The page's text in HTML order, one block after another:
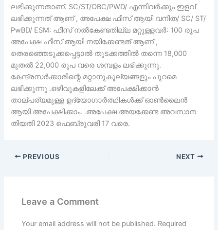
ലഭിക്കുന്നതാണ്. SC/ST/OBC/PWD/ എന്നിവർക്കും ഇളവ്
ലഭിക്കുന്നത് ആണ് , അപേക്ഷ ഫീസ് ആയി വനിത/ SC/ ST/
PwBD/ ESM: ഫീസ് നൽകേണ്ടതില്ല മറ്റുള്ളവർ: 100 രൂപ
അപേക്ഷ ഫീസ് ആയി നയിക്കേണ്ടത് ആണ് ,
തെരഞ്ഞെടുക്കപ്പെട്ടാൽ തുടക്കത്തിൽ തന്നെ 18,000
മുതൽ 22,000 രൂപ വരെ ശമ്പളം ലഭിക്കുന്നു.
കേന്ദ്രസർക്കാരിന്റെ മറ്റാനുകൂല്യങ്ങളും പുറമെ
ലഭിക്കുന്നു .ഒഴിവുകളിലേക്ക് അപേക്ഷിക്കാൻ
താല്പര്യമുള്ള ഉദ്യോഗാർത്ഥികൾക്ക് ഓൺലൈൻ
ആയി അപേക്ഷിക്കാം. .അപേക്ഷ അയക്കേണ്ട അവസാന
തിയതി 2023 ഫെബ്രുവരി 17 വരെ.
PREVIOUS NEXT
Leave a Comment
Your email address will not be published. Required